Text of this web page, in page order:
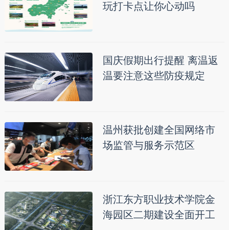
玩打卡点让你心动吗
国庆假期出行提醒 离温返
温要注意这些防疫规定
温州获批创建全国网络市
场监管与服务示范区
浙江东方职业技术学院金
海园区二期建设全面开工